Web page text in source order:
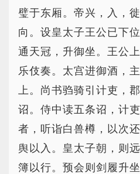
璧于东厢。帝兴，入，
向。设皇太子王公已下
通天冠，升御坐。王公
乐伎奏。太宫进御酒，
上。尚书驺骑引计吏，
诏。侍中读五条诏，计
者，听诣白兽樽，以次
舆以入。皇太子朝，则
簿以行。预会则剑履升